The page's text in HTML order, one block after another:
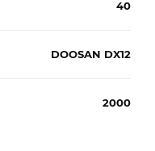
40
DOOSAN DX12
2000